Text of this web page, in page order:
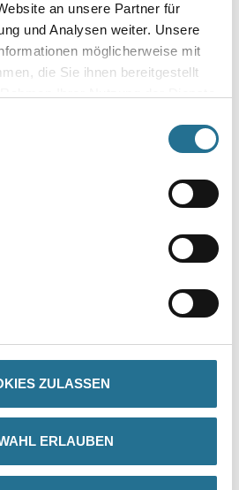
an unsere Partner für
und Analysen weiter. Unsere
möglicherweise mit
die Sie ihnen bereitgestellt
ZULASSEN
ERLAUBEN